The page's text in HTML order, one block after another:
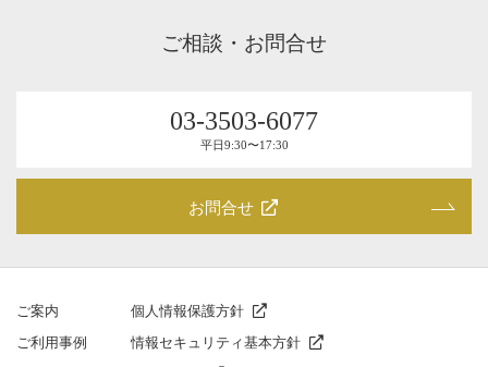
ご相談・お問合せ
03-3503-6077
平⽇9:30〜17:30
お問合せ
ご案内
ご利⽤事例
個人情報保護方針
情報セキュリティ基本方針